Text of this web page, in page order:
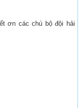
ơn các chú bộ đội hải